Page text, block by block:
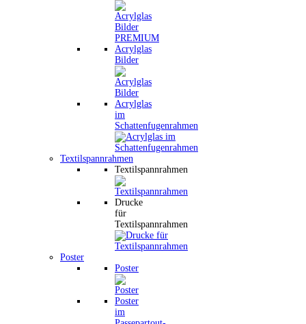
Acrylglas
Bilder
Acrylglas
im
Schattenfugenrahmen
Textilspannrahmen
Textilspannrahmen
Drucke
für
Textilspannrahmen
Poster
Poster
Poster
im